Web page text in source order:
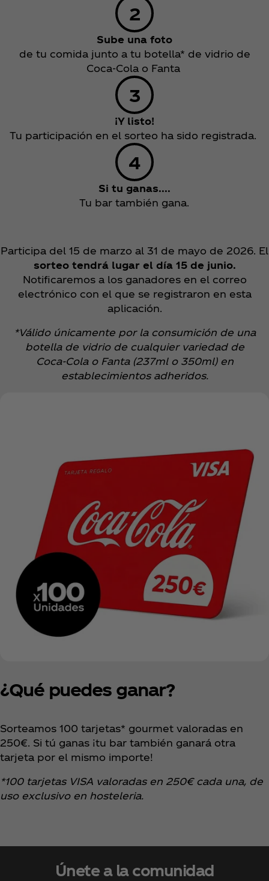
Sube una foto
de tu comida junto a tu botella* de vidrio de
Coca‑Cola o Fanta
¡Y listo!
Tu participación en el sorteo ha sido registrada.
Si tu ganas....
Tu bar también gana.
Participa del 15 de marzo al 31 de mayo de 2026. El
sorteo tendrá lugar el día 15 de junio.
Notificaremos a los ganadores en el correo
electrónico con el que se registraron en esta
aplicación.
*Válido únicamente por la consumición de una
botella de vidrio de cualquier variedad de
Coca‑Cola o Fanta (237ml o 350ml) en
establecimientos adheridos.
¿Qué puedes ganar?
Sorteamos 100 tarjetas* gourmet valoradas en
250€. Si tú ganas ¡tu bar también ganará otra
tarjeta por el mismo importe!
*100 tarjetas VISA valoradas en 250€ cada una, de
uso exclusivo en hosteleria.
Únete a la comunidad